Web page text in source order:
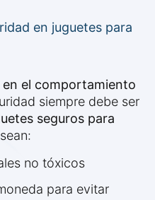
en juguetes para
el comportamiento
siempre debe ser
seguros para
no tóxicos
para evitar